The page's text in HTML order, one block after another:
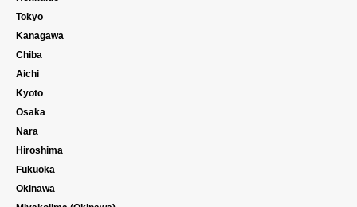
Tokyo
Kanagawa
Chiba
Aichi
Kyoto
Osaka
Nara
Hiroshima
Fukuoka
Okinawa